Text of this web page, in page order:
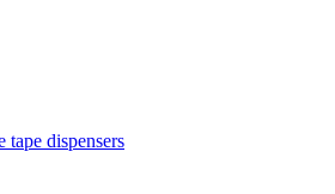
tape dispensers